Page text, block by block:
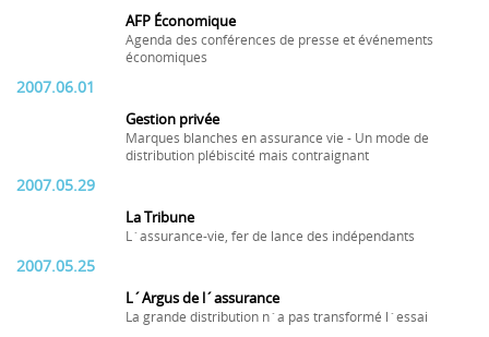
AFP Économique
Agenda des conférences de presse et événements
économiques
2007.06.01
Gestion privée
Marques blanches en assurance vie - Un mode de
distribution plébiscité mais contraignant
2007.05.29
La Tribune
L´assurance-vie, fer de lance des indépendants
2007.05.25
L´Argus de l´assurance
La grande distribution n´a pas transformé l´essai